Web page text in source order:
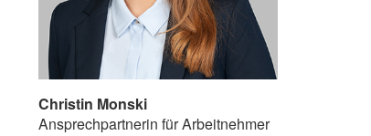
Christin Monski
Ansprechpartnerin für Arbeitnehmer